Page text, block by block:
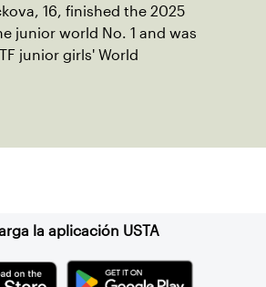
16, finished the 2025
junior world No. 1 and was
junior girls' World
la aplicación USTA